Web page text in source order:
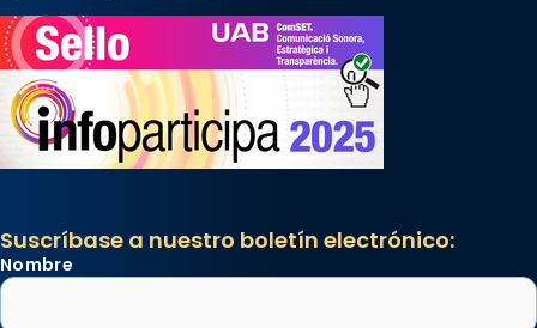
Suscríbase a nuestro boletín electrónico:
Nombre